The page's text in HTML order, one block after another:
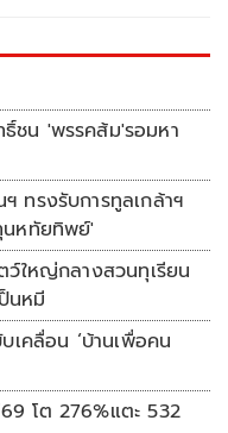
อมหา
ทรงรับการทูลเกล้าฯ
นหทัยทิพย์'
ว์ใหญ่กลางสวนทุเรียน
นหมี
เคลื่อน ‘บ้านเพื่อคน
โต 276%แตะ 532